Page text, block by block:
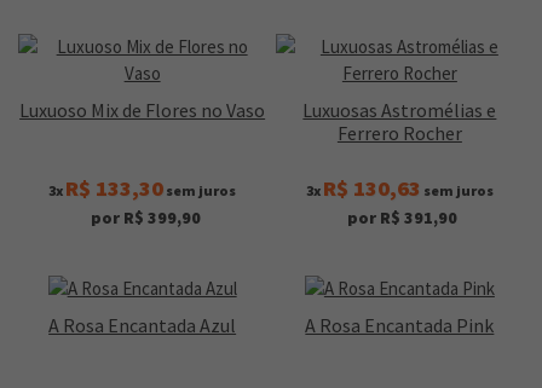
Luxuoso Mix de Flores no Vaso
3x R$ 133,30 sem juros
por R$ 399,90
Luxuosas Astromélias e
Ferrero Rocher
3x R$ 130,63 sem juros
por R$ 391,90
A Rosa Encantada Azul A Rosa Encantada Pink